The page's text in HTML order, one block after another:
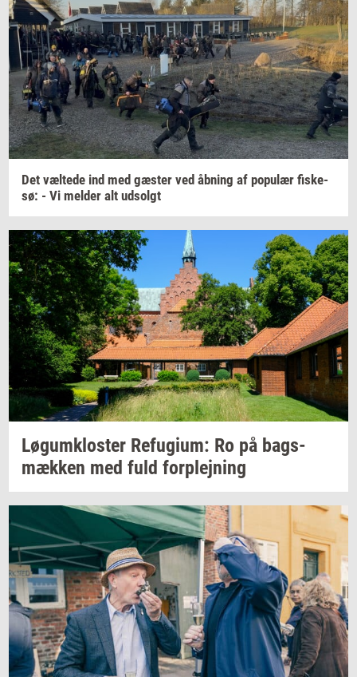
Det væl­te­de ind med gæ­ster ved åb­ning af po­pu­lær fi­ske­
sø: - Vi mel­der alt ud­solgt
Løgum­klo­ster Re­fu­gi­um: Ro på bags­
mæk­ken med fuld for­plej­ning